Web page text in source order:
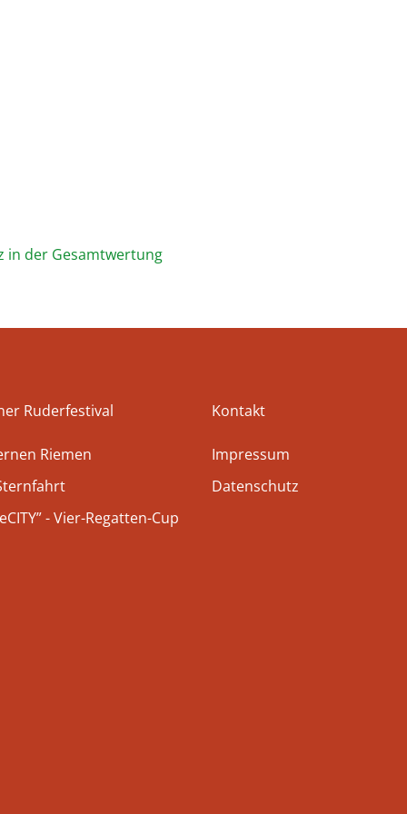
in der Gesamtwertung
Ruderfestival
Riemen
- Vier-Regatten-Cup
Kontakt
Impressum
Datenschutz